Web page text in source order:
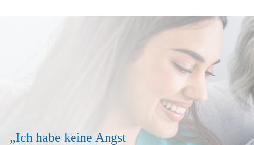
„Ich habe keine Angst